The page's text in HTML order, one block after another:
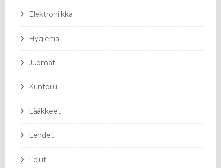
Elektroniikka
Hygienia
Juomat
Kuntoilu
Lääkkeet
Lehdet
Lelut